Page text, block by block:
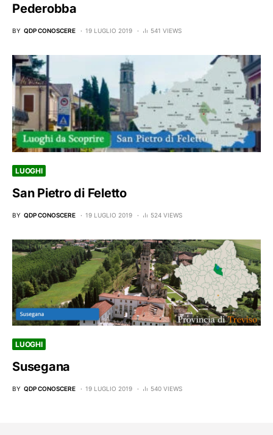
Pederobba
BY QDP CONOSCERE 19 LUGLIO 2019 541 VIEWS
LUOGHI
San Pietro di Feletto
BY QDP CONOSCERE 19 LUGLIO 2019 524 VIEWS
LUOGHI
Susegana
BY QDP CONOSCERE 19 LUGLIO 2019 540 VIEWS